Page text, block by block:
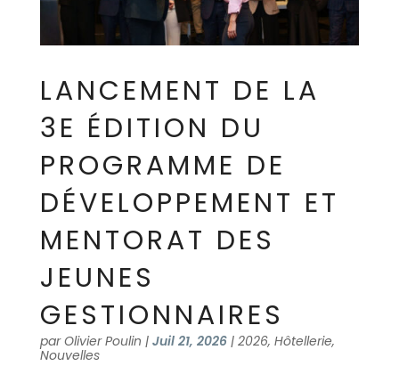
LANCEMENT DE LA
3E ÉDITION DU
PROGRAMME DE
DÉVELOPPEMENT ET
MENTORAT DES
JEUNES
GESTIONNAIRES
parOlivier Poulin | Juil 21, 2026| 2026, Hôtellerie,
Nouvelles